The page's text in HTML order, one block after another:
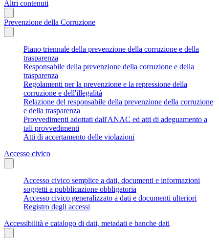
Altri contenuti
Prevenzione della Corruzione
Piano triennale della prevenzione della corruzione e della
trasparenza
Responsabile della prevenzione della corruzione e della
trasparenza
Regolamenti per la prevenzione e la repressione della
corruzione e dell'illegalità
Relazione del responsabile della prevenzione della corruzione
e della trasparenza
Provvedimenti adottati dall'ANAC ed atti di adeguamento a
tali provvedimenti
Atti di accertamento delle violazioni
Accesso civico
Accesso civico semplice a dati, documenti e informazioni
soggetti a pubblicazione obbligatoria
Accesso civico generalizzato a dati e documenti ulteriori
Registro degli accessi
Accessibilità e catalogo di dati, metadati e banche dati